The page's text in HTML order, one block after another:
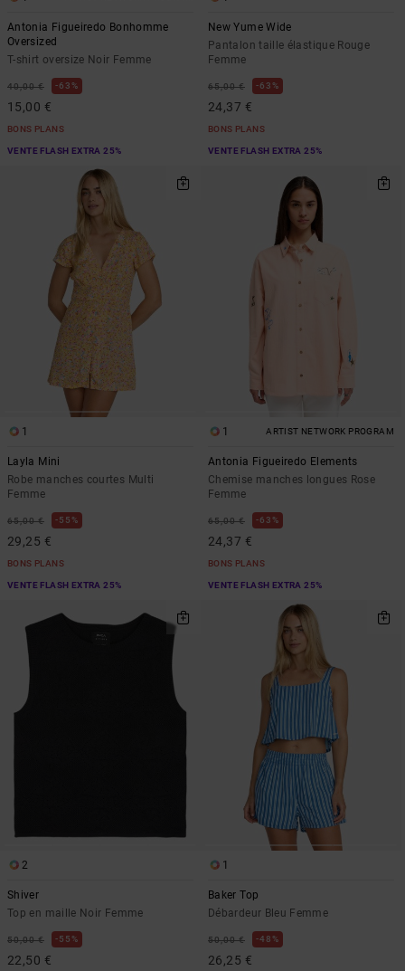
Antonia Figueiredo Bonhomme
Oversized
T-shirt oversize Noir Femme
40,00 € 63%
15,00 €
BONS PLANS
VENTE FLASH EXTRA 25%
New Yume Wide
Pantalon taille élastique Rouge
Femme
65,00 € 63%
24,37 €
BONS PLANS
VENTE FLASH EXTRA 25%
1
Layla Mini
Robe manches courtes Multi
Femme
65,00 € 55%
29,25 €
BONS PLANS
VENTE FLASH EXTRA 25%
1 ARTIST NETWORK PROGRAM
Antonia Figueiredo Elements
Chemise manches longues Rose
Femme
65,00 € 63%
24,37 €
BONS PLANS
VENTE FLASH EXTRA 25%
2
Shiver
Top en maille Noir Femme
50,00 € 55%
22,50 €
1
Baker Top
Débardeur Bleu Femme
50,00 € 48%
26,25 €